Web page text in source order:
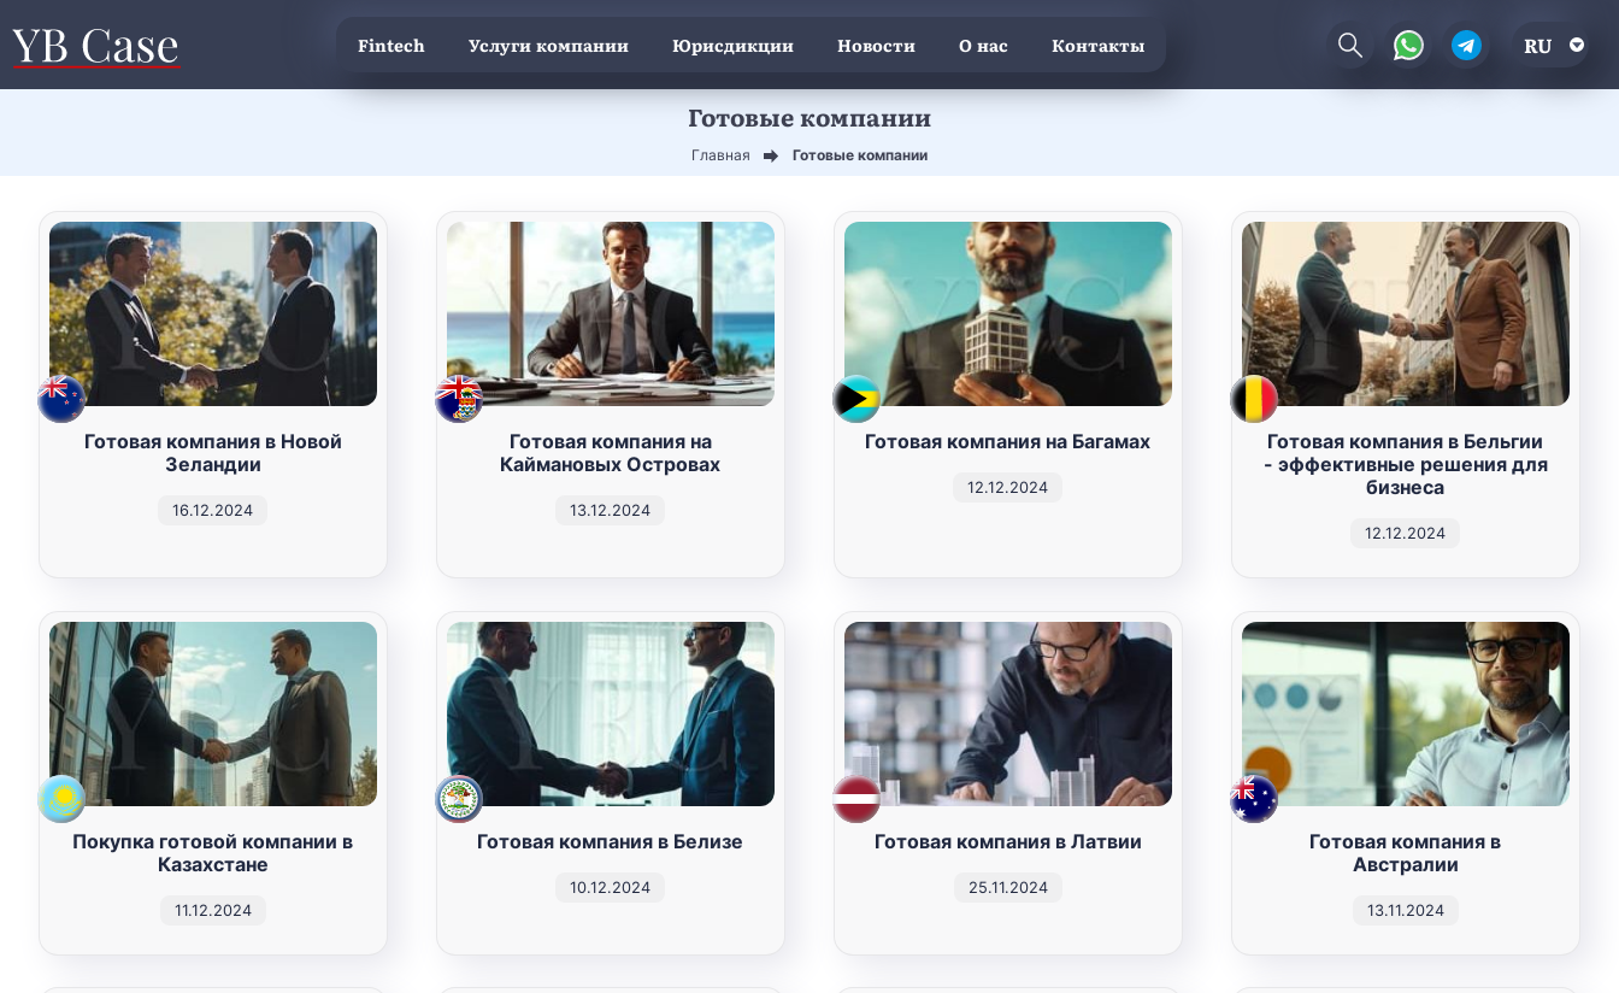
Fintech Услуги компании Юрисдикции Новости О нас Контакты RU
Готовые компании
Главная Готовые компании
Готовая компания в Новой
Зеландии
16.12.2024
Готовая компания на
Каймановых Островах
13.12.2024
Готовая компания на Багамах
12.12.2024
Готовая компания в Бельгии
- эффективные решения для
бизнеса
12.12.2024
Покупка готовой компании в
Казахстане
11.12.2024
Готовая компания в Белизе
10.12.2024
Готовая компания в Латвии
25.11.2024
Готовая компания в
Австралии
13.11.2024